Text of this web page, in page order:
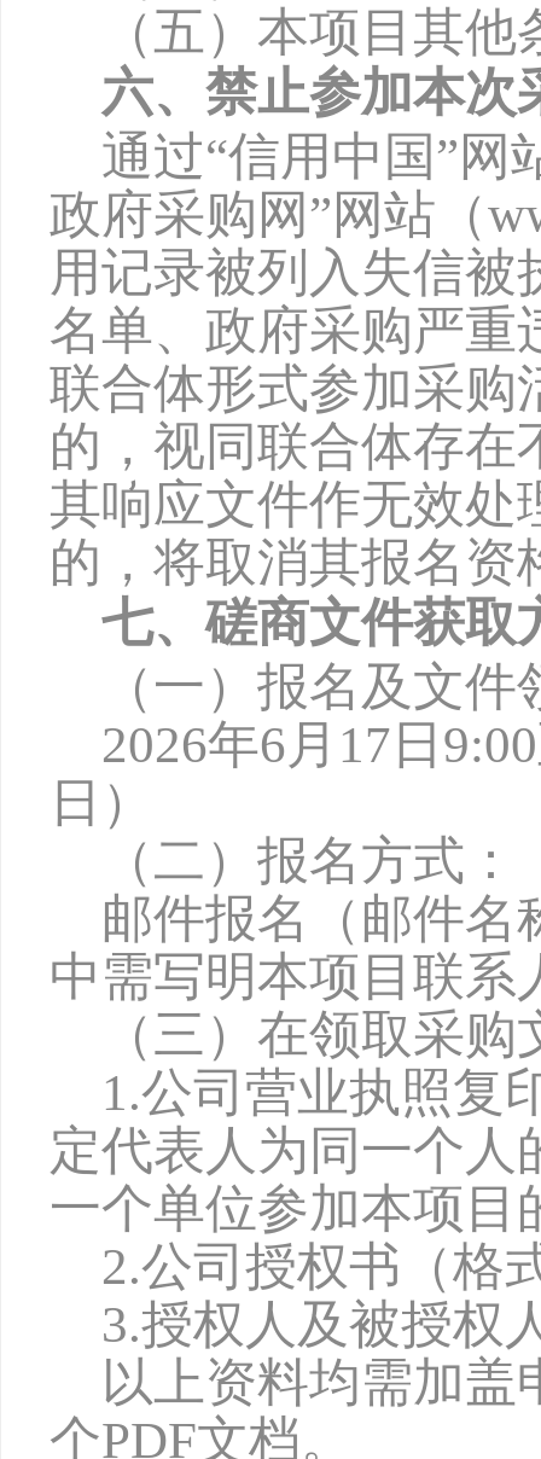
（五）本项目其他
六、禁止参加本次
通过“信用中国”网
政府采购网”网站（
用记录被列入失信
名单、政府采购严重
联合体形式参加采购
的，视同联合体存
其响应文件作无效处
的，将取消其报名资
七、磋商文件获取
（一）报名及文
2026年6月17 日
日）
（二）报名方式：
邮件报名（邮件名
中需写明本项目联系
（三）在领取采
1.公司营业执照复
定代表人为同一个
一个单位参加本项目
2.公司授权书（格
3.授权人及被授权
以上资料均需加
个PDF文档。